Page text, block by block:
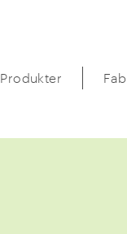
Produkter